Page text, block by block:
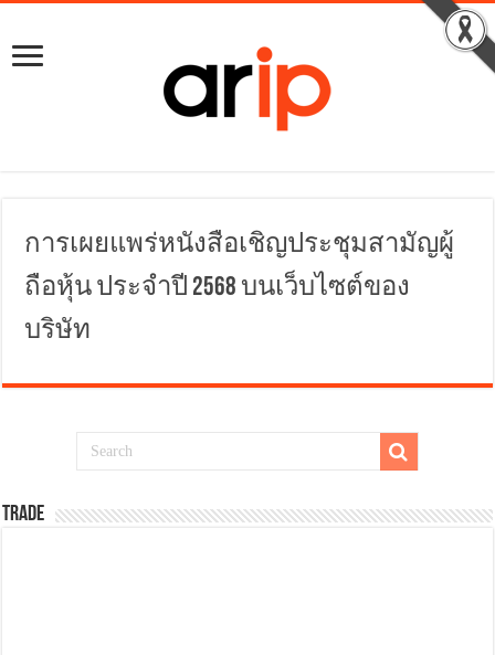
การเผยแพร่หนังสือเชิญประชุมสามัญผู้
ถือหุ้น ประจำปี 2568 บนเว็บไซต์ของ
บริษัท
TRADE